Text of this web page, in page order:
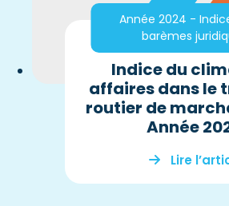
Année 2024 -
barèmes
Indice du
affaires dans le
routier de
Année
Lire